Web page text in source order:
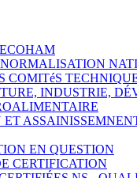
NORMALISATION
COMITéS
INDUSTRIE,
ET
EN QUESTION
CERTIFICATION